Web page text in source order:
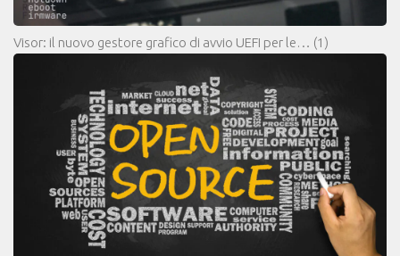
Visor: il nuovo gestore grafico di avvio UEFI per le… (1)